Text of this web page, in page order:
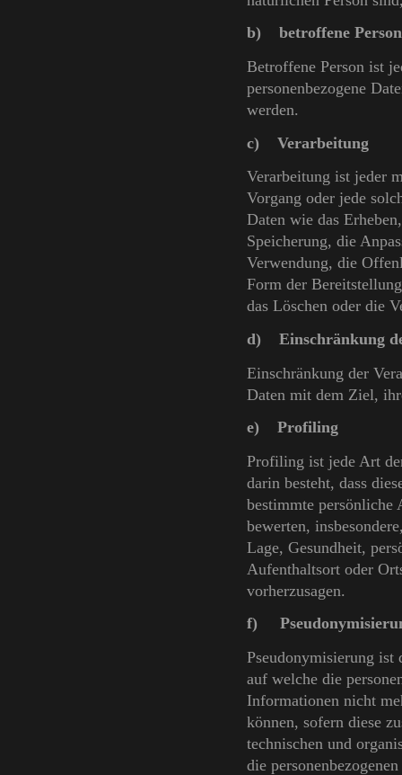
b) betroffene Person
Betroffene Person ist
personenbezogene
werden.
c) Verarbeitung
Verarbeitung ist jeder
Vorgang oder jede
Daten wie das
Speicherung, die
Verwendung, die
Form der
das Löschen oder die
d) Einschränkung
Einschränkung der
Daten mit dem Ziel,
e) Profiling
Profiling ist jede Art
darin besteht, dass
bestimmte persönliche
bewerten,
Lage, Gesundheit,
Aufenthaltsort oder
vorherzusagen.
f)
Pseudonymisierung ist
auf welche die
Informationen nicht
können, sofern diese
technischen und
die